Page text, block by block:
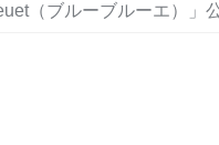
（ブルーブルーエ）」